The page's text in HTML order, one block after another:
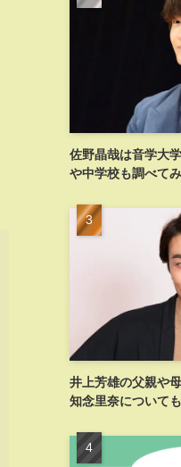
佐野晶哉は音学大
や中学校も調べて
井上芳雄の父親や
知念里奈についても